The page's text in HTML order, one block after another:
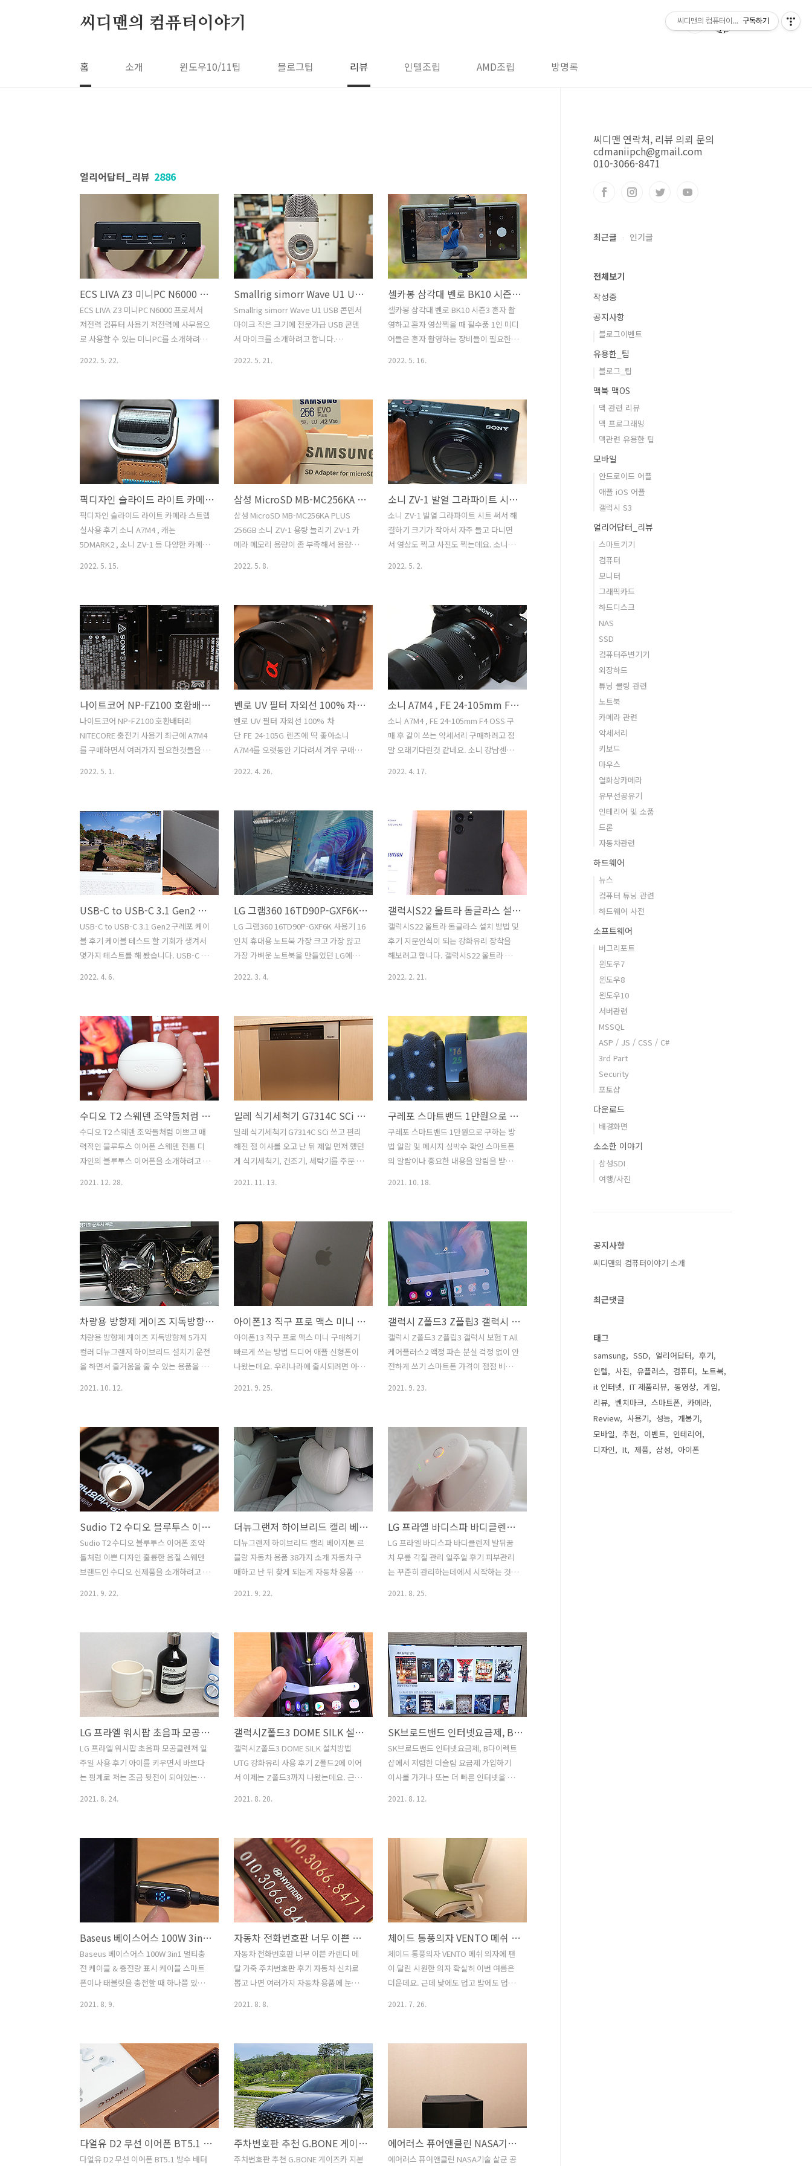
씨디맨의 컴퓨터이야기
홈 소개 윈도우10/11팁 블로그팁 리뷰 인텔조립 AMD조립 방명록
얼리어답터_리뷰 2886
ECS LIVA Z3 미니PC N6000 프로세서 저전력 컴퓨터 사용기
ECS LIVA Z3 미니PC N6000 프로세서
저전력 컴퓨터 사용기 저전력에 사무용으
로 사용할 수 있는 미니PC를 소개하려고
터는 여러가지를 사용 해 봤는데요. 이 제
품은 오랜 시간동안 켜놓아도 부담이 없
는 컴퓨터 입니다. 과거에는 에너지를 쓰
는 부분에서 좀 자유로워서 (?) 데스크탑
을 많이 썼지만 지금은 사무실에 노트북
이나 미니PC도 많이 사용 합니다. 작은 컴
퓨터는 에너지를 적게 쓰는 장점이 있습
니다. 사이즈가 작아져서 더 넓은 작업 공
간을 확보할 수 있는 장점도 있습니다. 추
후에 폐기를 할때도 부피가 작아서 장점
이 있죠. ECS LIVA Z3는 인텔의 저전력
2022. 5. 22.
Smallrig simorr Wave U1 USB 콘덴서 마이크 사용기
Smallrig simorr Wave U1 USB 콘덴서
마이크 작은 크기에 전문가급 USB 콘덴
서 마이크를 소개하려고 합니다.
성능이 상당히 수준급 이었습니다. 상당
히 슬림한 사이즈를 하고 있고 케이블도
분리가 가능해서 작은곳에 보관이 가능한
데요. 그래서 Smallrig simorr Wave U1
USB 콘덴서 마이크는 방송을 위해서 마
이크를 옮겨다니면서 사용시에도 유리합
니다. 수음 테스트도 직접 해 봤는데요. 상
당히 깨끗하게 사운드가 입력이 되네요.
마이크는 방향이 있어서 사람이 말하는
방향에서의 목소리를 아주 깨끗하게 수음
을 합니다. 콘덴서 마이크는 성능도 좋아
2022. 5. 21.
셀카봉 삼각대 벤로 BK10 시즌3 혼자 촬영하고 혼자 영상찍을 때 필수품
셀카봉 삼각대 벤로 BK10 시즌3 혼자 촬
영하고 혼자 영상찍을 때 필수품 1인 미디
어들은 혼자 촬영하는 장비들이 필요한데
면서 삼각대로 사용할 수 있고, 셀카봉도
되고, 생방송 할때도 마이크와 조명을 연
결해서 사용도 가능합니다. 셀카봉으로
사용시 리모컨이 필요할때도 있는데요.
요즘은 스마트폰에 손바닥 닥을 인식해서
셀카촬영이 되어서 굳이 리모컨 필요 없
을 수 있지만, 아주 멀리서 단체 사진을 찍
거나 할때는 리모컨이 필요한데요. 여러
가지 활용목적으로 쓸만한 제품이 있는데
요. 실제로 셀카봉 삼각대 벤로 BK10 시
즌3를 써보면서 느낀점을 적어볼까 합니
2022. 5. 16.
픽디자인 슬라이드 라이트 카메라 스트랩 실사용 후기
픽디자인 슬라이드 라이트 카메라 스트랩
실사용 후기 소니 A7M4 , 캐논
5DMARK2 , 소니 ZV-1 등 다양한 카메라
합니다. 카메라 스트랩은 하나쯤은 있으
면 좋습니다. 그런데 목 스트랩 경우에 필
요할때는 좋지만 그렇지 않을때는 너무
길고 거추장스럽고 오해려 방해되기도 합
니다. 가끔은 책상에 올려둔 카메라를 스
트랩을 발로 밟아서 카메라를 파손시키기
도 하죠. 실제로 이동하다가 스트랩을 발
로 밟아서 카메라를 떨어뜨려본적이 있던
터라 스트랩을 사용할 때는 줄을 감아서
조심하는 편인데요. 그런데 아주 간단하
게 채결하고 결합을 풀 수 있는것으로 특
기로 다양한 제..
2022. 5. 15.
삼성 MicroSD MB-MC256KA PLUS 256GB 소니 ZV-1 용량 늘리기
삼성 MicroSD MB-MC256KA PLUS
256GB 소니 ZV-1 용량 늘리기 ZV-1 카
메라 메모리 용량이 좀 부족해서 용량을
편이라 괜찮았는데요. 소니 ZV-1 용량을
늘려서 기존에 64GB에서 256GB로 사용
하니 사진도 동영상도 더 넉넉하게 촬영
할 수 있었습니다. ZV-1 경우에는 충전하
면서 사용도 가능한데요. 덕분에 거의 무
제한으로 사진을 찍을 수 있네요. 개인적
으로는 MicroSD 타입보다는 SD타입을
선호하는편이긴 한데요. 카메라가 SD메
모리가 들어가는 타입이라면요. 컨버터를
사용하다가 사진이 날라간적이 있어서인
데요. 그런데 이번에는 믿고 써보려고 합
2022. 5. 8.
소니 ZV-1 발열 그라파이트 시트 써서 해결하기
소니 ZV-1 발열 그라파이트 시트 써서 해
결하기 크기가 작아서 자주 들고 다니면
서 영상도 찍고 사진도 찍는데요. 소니
문제로 멈출때가 있었거든요. 소니 ZV-1
발열 문제를 해결하기 위해서 그라파이트
시트를 붙여 봤습니다. 원래는 A7M4의
발열 문제를 해결하려고 구매를 했던 것
인데요. 작은 사이즈만 필요하므로 여유
분이 좀 많이 남아서 여기에도 붙여 봤습
니다. 붙여보면 확실히 열은 좀 더 떨어지
네요. 그라파이트 시트 자체가 열을 확산
하는 성능이 워낙 좋기 때문에 열원이 있
는 위치에서 주변으로 열을 빠르게 확산
시킵니다. 카메라에 팬이 달려있는 형태
2022. 5. 2.
나이트코어 NP-FZ100 호환배터리 NITECORE 충전기 사용기
나이트코어 NP-FZ100 호환배터리
NITECORE 충전기 사용기 최근에 A7M4
를 구매하면서 여러가지 필요한것들을 준
는데요. A7M4 구성품에는 기본적으로 정
품 배터리가 1개 들어가 있는데요. 충전기
도 없고 그냥 배터리 1개만 들어가 있죠.
기본적으로는 이 배터리를 카메라를 이용
해서 충전하게 되어있는데요. 막상 이렇
게 써보면 불편합니다. 그래서 결국 추가
배터리가 필요하고, 동시에 배터리를 충
전하기 위한 충전기도 필요합니다. 실제
로 카메라 바디를 이용해서 충전하는것보
다, 충전기를 이용하는게 속도도 좀 더 빠
릅니다. Sony A7M4로 카메라를 바꾼 뒤
2022. 5. 1.
벤로 UV 필터 자외선 100% 차단 FE 24-105G 렌즈에 딱 좋아
벤로 UV 필터 자외선 100% 차
단 FE 24-105G 렌즈에 딱 좋아소니
A7M4를 오랫동안 기다려서 겨우 구매를
렌즈를 사용하기도 전에 먼저 고민했던게
필터였습니다. 비싼 렌즈는 관리상 UV필
터를 보통은 쓰는데요. 요즘 필터 성능이
좋아서 화질저하나 그런 부분은 거의 없
고, 비싼 필터를 보호하는 역할을 잘 수행
을 하니까요. 실제로 12년사용한 렌즈에
필터를 벗겨보니 렌즈는 너무 깨끗했습니
다. 그만큼 먼지나 오염원, 충격으로 부터
잘 보호하죠. 벤로 UV 필터를 소개하는 이
유는 우리가 일반적으로 알고 있는 상식
에서 잘못알고 있는게 있어서 입니다. UV
2022. 4. 26.
소니 A7M4 , FE 24-105mm F4 OSS 구매 후 같이 쓰는 악세서리
소니 A7M4 , FE 24-105mm F4 OSS 구
매 후 같이 쓰는 악세서리 구매하려고 정
말 오래기다린것 같네요. 소니 강남센터
같이 쓰고 있는 것들에 대해서 리뷰를 해
보려고 합니다. 소니 A7M4 구매하면서
렌즈를 엄청 고민을 했는데요. 동영상도
찍고 사진도 찍어야하고, 그렇지만 렌즈
하나로 대부분 해결하려고 하니 선택지가
많지는 않더군요. 처음에는 시그마 28-70
도 생각을 했었는데 그래도 소니 렌즈가
좋을듯해서 FE 24-105 F4로 선택을 했는
데 잘 선택한 것 같습니다. 28mm 24mm
별 차이 없는듯 했으나 막상 써보니 차이
가 커서 영상찍을 때 조금이나마 ..
2022. 4. 17.
USB-C to USB-C 3.1 Gen2 구레포 케이블 후기
USB-C to USB-C 3.1 Gen2 구레포 케이
블 후기 케이블 테스트 할 기회가 생겨서
몇가지 테스트를 해 봤습니다. USB-C to
전송을 지원하는 제품 입니다. E-Marker
칩셋까지 들어간 고급모델인데요. 케이블
길이도 1.2미터 , 1.5미터, 2미터 3가지 종
류가 있습니다. 근데 케이블 특성이 좋은
제품들은 썬더볼트3 또는 썬더볼트4에도
대응을 하는 경우가 있어서 그부분도 체
크를 해 봤습니다. 케이블의 성능이 좋으
면 사실 더 높은 규격도 만족하지만 모든
테스트를 거치고 나오면 비용 때문에 임
의로 그렇게 제한을 하는 경우도 있다고
들어서 좀 세분화해서 테..
2022. 4. 6.
LG 그램360 16TD90P-GXF6K 사용기 16인치 휴대용 노트북
LG 그램360 16TD90P-GXF6K 사용기 16
인치 휴대용 노트북 가장 크고 가장 얇고
가장 가벼운 노트북을 만들었던 LG에서
북을 좋아하는 편 입니다. 15.6인치에
FHD 해상도가 지금은 정해진 해상도처럼
나오고 있는데요. 17인치 16인치 등 다양
한 사이즈로 LG에서는 휴대용 노트북을
내놓고 있습니다. 브랜드파워가 있는 LG
에서나 가능한 이야기이긴 하죠. 16인치
또는 더 큰 사이즈의 노트북을 만들면서
얇고 디자인을 좋게 만들면 가격이 올라
가죠. 근데 휴대용 노트북이라는 특성상
성능은 어느정도 타협을 할 수 밖에 없기
때문에 혁신적인 부분이 없다면 실제로
2022. 3. 4.
갤럭시S22 울트라 돔글라스 설치 방법 및 후기
갤럭시S22 울트라 돔글라스 설치 방법 및
후기 지문인식이 되는 강화유리 장착을
해보려고 합니다. 갤럭시S22 울트라 돔글
이고 싶은 분들이 있을텐데요. 갤럭시S22
울트라는 엣지 디스플레이가 사용되므로
딱 맞는 강화유리를 입혀야 하는데요 .그
리고 지문인식도 되어야 합니다. 갤럭시
S22 울트라 돔글라스를 입히면 지문인식
도 되고 강화유리로 화면도 보호할 수 있
는데요. 설치한 후기에 대해서도 적어보
려고 합니다. 갤럭시S22 울트라는 돔글라
스가 좋습니다. S22 S22+ 는 화면이 플랫
해서 다른 선택지도 많긴 하지만, 곡면 디
스플레이가 사용된 화면의 경우에는 선택
2022. 2. 21.
수디오 T2 스웨덴 조약돌처럼 이쁘고 매력적인 블루투스 이어폰
수디오 T2 스웨덴 조약돌처럼 이쁘고 매
력적인 블루투스 이어폰 스웨덴 전통 디
자인의 블루투스 이어폰을 소개하려고 합
빔포밍 마이크, 다이내믹 드라이버와 비
교적 긴 시간 사용할 수 있는 배터리를 내
장한 모델입니다. 수디오 T2는 디자인과
성능을 생각해보면 약간 가격이 있는 축
에 속하는 제품이라고 생각하는데요. 요
즘 제품들은 무선충전에 배터리 잔량을
보여주는 부분과 LDAC등 음질과 기능성
에 아주 특화된 모델들도 많이 나오니까
요. 근데 디자인 만큼은 정말 좋았습니다.
조약돌처럼 작고 귀여운 디자인 때문에
선물용으로도 좋아보입니다. 수디오 T2
투스 이어폰..
2021. 12. 28.
밀레 식기세척기 G7314C SCi 쓰고 편리해진 점
밀레 식기세척기 G7314C SCi 쓰고 편리
해진 점 이사를 오고 난 뒤 제일 먼저 했던
게 식기세척기, 건조기, 세탁기를 주문 했
식기세척기 G7314C SCi 신제품을 쓰게
되었습니다. 하루에 한 번 이상 사용하는
제품은 좋은 것을 쓰는 게 좋긴 합니다. 좀
가격을 아껴보겠다고 애매한 제품을 구매
하면 정말 두고두고 후회할 수도 있습니
다. 정말 제 경우에는 식기세척기, 의류건
조기는 고장 나면 바로 사버리지 않을까
싶은데요. 그만큼 편리하고 좋은 제품입
니다. 물론 한 번도 사용을 안 해본 사람은
그런 게 왜 필요하냐라고 말할 수 있습니
다. 손 설거지하면 되고 옷은 세탁하고 건
2021. 11. 13.
구레포 스마트밴드 1만원으로 구하는 방법 알람 및 메시지 심박수 확인
구레포 스마트밴드 1만원으로 구하는 방
법 알람 및 메시지 심박수 확인 스마트폰
의 알람이나 중요한 내용을 알림을 받기
일상속에서 스마트폰을 잠깐 놓을 수 있
는 시간을 주는 중요한 제품이라고 생각
하는데요. 알람 올때마다 매번 스마트폰
열어서 볼 필요가 없으니까요. 알람 및 메
시지 심박수 확인등 다양한 기능을 제공
을 합니다. 건강정보나 알림등 꼭 필요한
기능들은 다 들어간 모델인데요. 물론 앱
을 추가로 설치하거나 더 확장된 기능을
제공하는 비싼제품에 비해 부족한 부분이
있습니다. 하지만 1만원대로 이런 제품을
쓸 수 있다는 것은 엄청난 장점일 것 같은
한..
2021. 10. 18.
차량용 방향제 게이즈 지독방향제 5가지 컬러 더뉴그랜저 하이브리드 설치기
차량용 방향제 게이즈 지독방향제 5가지
컬러 더뉴그랜저 하이브리드 설치기 운전
을 하면서 즐거움을 줄 수 있는 용품을 소
용을 해 봤는데요. 자동차 구매 하고 난 뒤
가장 먼저 구매하는 것중 하나도 방향제
가 아닐까 싶은데요. 차량에서 나는 새차
냄새 때문에 또는 차량의 분위기를 바꿔
보고 싶어서 구매하게 되는데요. 이런 방
향제는 차량의 분위기에 맞춰서 조금은
개성있고 독특한것을 설치하면 좋은데요.
게이즈 G/DOG 지독은 불독모양의 특이
한 디자인에 어디든 놓아도 잘 어울리는
컬러로 재미를 줍니다. 설치된 모습들은
많이 봤었는데 차량용방향제 직접 설치해
좋..
2021. 10. 12.
아이폰13 직구 프로 맥스 미니 구매하기 빠르게 쓰는 방법
아이폰13 직구 프로 맥스 미니 구매하기
빠르게 쓰는 방법 드디어 애플 신형폰이
나왔는데요. 우리나라에 출시되려면 아직
이폰13이 기존과 크게 달라지지 않게 나
온듯 하지만 확실한것은 성능이 기존보다
훨씬 높아졌고, 카메라 성능은 무척 좋아
졌습니다. 카메라 대신 스마트폰으로 영
상을 많이 찍는 분들은 구매를 안할 이유
가 없을정도인데요. 기존보다 카메라 센
서 자체가 무척 커졌습니다. 기존에 있던
카메라의 디자인은 크게 바뀌지 않았습니
다. 그렇지만 카툭튀가 없어진것도 아닌
데요. 그렇지만 기대되는 부분이라면 그
래도 신형폰이라는 것이겠죠. 아이폰13
는 방법..
2021. 9. 25.
갤럭시 Z폴드3 Z플립3 갤럭시 보험 T All케어플러스2 액정 파손 분실 걱정 없이 안전하게 쓰기
갤럭시 Z폴드3 Z플립3 갤럭시 보험 T All
케어플러스2 액정 파손 분실 걱정 없이 안
전하게 쓰기 스마트폰 가격이 점점 비싸
파손, 분실 걱정 없이 안전하게 쓰는 방법
을 소개하려고 합니다. 갤럭시Z폴드3와
Z플립3 반응이 엄청 좋은데요. 폴더블 스
마트폰이 가격이 어느정도 현실적으로 내
려옴과 동시에 완성도가 높아져서 그런것
같은데요. 개인적으로는 방수지원과 기존
보다 강도가 더 높아진 부분도 크게 점수
를 주고 싶은 부분 입니다. 접어서 작게 휴
대할 수 있고, 필요하면 펼쳐서 더 큰 화면
을 볼 수 있는데요. Z폴드3는 태블릿을 원
하는 분들에게 괜찮을듯 하고, Z플립3는
2021. 9. 23.
Sudio T2 수디오 블루투스 이어폰 조약돌처럼 이쁜 디자인 훌륭한 음질
Sudio T2 수디오 블루투스 이어폰 조약
돌처럼 이쁜 디자인 훌륭한 음질 스웨덴
브랜드인 수디오 신제품을 소개하려고 합
이름값 때문에 쓰는 제품이라는 생각도
드는데요. 음질은 역시나 좋네요. AS도 3
년간 제공해서 사용하는 동안에는 문제
없이 쓸 수 있을 것 같은데요. 요즘은 가성
비로 2-3만원대 블루투스 이어폰도 많이
쓰긴 하지만, 좀 이쁘고 선물 주고 싶은 블
루투스 이어폰을 써보고 싶다 하면 수디
오 T2와 같은 제품도 좋은 것 같습니다.
수디오 T2는 이번에 새로 나온 신형 블루
투스 이어폰인데요. 10만원대의 가격으
로 나온 제품입니다. 한번 충전으로 7시간
2021. 9. 22.
더뉴그랜저 하이브리드 캘리 베이지톤 르블랑 자동차 용품 38가지 소개
더뉴그랜저 하이브리드 캘리 베이지톤 르
블랑 자동차 용품 38가지 소개 자동차 구
매하고 난 뒤 찾게 되는게 자동차 용품 인
차주인데, 베이지톤 르블랑 베이지톤인분
들에게도 잘 어울리는 제품을 소개해보려
고 합니다. 자동차 용품 38가지 소개해보
려고 하는데요. 제가 실제로 차에 적용해
서 잘 사용하고 있는 제품 위주로만 소개
를 해보려고 합니다. 영상도 따로 찍어두
었으니 글 외에 영상도 보시면 도움이 많
이 되실 것 같습니다. 사진으로 표현하기
힘든 부분은 영상으로 담았습니다. 안전
과 관련된 자동차 용품도 꽤 있는데 가능
하면 차에 하나쯤 꼭 있어야 하는 제품들
..
2021. 9. 22.
LG 프라엘 바디스파 바디클렌저 발뒤꿈치 무릎 각질 관리 일주일 후기
LG 프라엘 바디스파 바디클렌저 발뒤꿈
치 무릎 각질 관리 일주일 후기 피부관리
는 꾸준히 관리하는데에서 시작하는 것
징은 물론 발뒤꿈치 무릎 각질 관리를 일
주일정도 해 봤습니다. 지금은 점점 더 좋
아지는게 느껴지는데요. 처음에는 쑤세미
를 이용해서 박박 문지르는 것보다 뭔가
덜 시원한 느낌 때문에 별로라는 느낌도
있었지만 점점 쓰면 쓸 수 록 피부에 자극
을 적게 주면서도 관리를 쉽게 할 수 있겠
다는 생각이 들었습니다. LG 프라엘 바디
스파 SSP1.AKOR는 IPX7등급의 방수를
지원하므로 샤워를 하면서도 편하게 사용
이 가능했습니다. 얼굴 세안은 물론 등 무
2021. 8. 25.
LG 프라엘 워시팝 초음파 모공클렌저 일주일 사용 후기
LG 프라엘 워시팝 초음파 모공클렌저 일
주일 사용 후기 아이를 키우면서 바쁘다
는 핑계로 저는 조금 뒷전이 되어있는데
해 봤습니다. LG 프라엘 워시팝 초음파 모
공클렌저를 일주일 사용을 해 봤는데요.
TV 방송에서 피부를 관리하는 방법들이
나올 때는 "이거 재대로 해봐야겠다" 라
고 마음을 먹고 열심히 해보는데 몇일 지
나면 그게 좀 힘들긴 하더군요. 어려운 방
법 보다는 쉬운 방법으로 주기적으로 세
안을 잘 해주는것이 가장 좋다고 생각하
는데요. LG 프라엘 워시팝 초음파 모공클
렌저는 세안 할 때 동기부여도 시켜주고
좀 더 간편하고 쉽게 깨끗하게 세안을 할
사..
2021. 8. 24.
갤럭시Z폴드3 DOME SILK 설치방법 UTG 강화유리 사용 후기
갤럭시Z폴드3 DOME SILK 설치방법
UTG 강화유리 사용 후기 Z폴드2에 이어
서 이제는 Z폴드3까지 나왔는데요. 근데
볼건데요. 삼성 Z폴드3에 사용된 Ultra
Thin Glass (UTG)와 거의 같은 UTG 강화
유리를 화이트스톤에서 내 놓았습니다.
기본 필름은 2만원에 부착 서비스를 해준
다고 합니다. 다만 기본필름은 아무래도
필름이다 보니 손톱으로 누르거나 강한
힘으로 눌리면 자국이 남습니다. 즉 오래
사용하다보면 필름의 내구성이 약해질 수
있는데요. 200만원 가까이 하는 갤럭시Z
폴드3에는 이것에 맞는 비싼 보호필름을
입혀야겠죠? 갤럭시Z폴드3 DOME SILK
2021. 8. 20.
SK브로드밴드 인터넷요금제, B다이렉트샵에서 저렴한 더슬림 요금제 가입하기
SK브로드밴드 인터넷요금제, B다이렉트
샵에서 저렴한 더슬림 요금제 가입하기
이사를 가거나 또는 더 빠른 인터넷을 원
거나 이상한 서비스에 가입할 필요 없이 B
다이렉트샵에서 안전하게 가입할 수 있습
니다. B다이렉트샵은 SK브로드밴드의 공
식 온라인 가입센터입니다. 요금할인형의
더슬림 요금제 혜택을 선택하면 인터넷과
IPTV를 정말 저렴한 가격에 이용할 수 있
는데요. 가입할 때 좋은 사은품을 받는 방
법도 있고 사은품 대신 더슬림 요금제 혜
택(33% 요금할인)을 받아서 저렴하게 이
용하는 방법도 있습니다. 우리는 어떤 서
비스에 가입할 때, 뭔가 잘못된 선택으로
2021. 8. 12.
Baseus 베이스어스 100W 3in1 멀티충전 케이블 & 충전량 표시 케이블
Baseus 베이스어스 100W 3in1 멀티충
전 케이블 & 충전량 표시 케이블 스마트
폰이나 태블릿을 충전할 때 하나쯤 있으
할건데요. 충전량을 표시하기 위해서
USB 테스터기를 쓰는 방법도 있는데, 케
이블에서 직접 표시가 되면 무척 편합니
다. 충전이 얼마나 잘 되고 있는지, 충전이
거의다 되었는지 수치를 보고 판단할 수
있습니다. 케이블 길이도 2미터로 길어서
책상에서 태블릿을 놓고 자주 충전하는
분들에게도 무척 편할 것 같습니다. 베이
스어스 멀티 급속 충전케이블은 5핀 8핀
2021. 8. 9.
자동차 전화번호판 너무 이쁜 카렌디 메탈 가죽 주차번호판 후기
자동차 전화번호판 너무 이쁜 카렌디 메
탈 가죽 주차번호판 후기 자동차 신차로
뽑고 나면 여러가지 자동차 용품에 눈이
써 봤는데요. 가죽 키홀더로 유명한 카렌
디에서 주차번호판까지 내어놓았네요. 가
죽을 이용해서 만들어서 상당히 고급스러
웠습니다. 색상도 다양하고 글자 색상도
금장과 은색 두가지가 가능해서 딱 보자
마자 이뻤습니다. 자동차 로고도 넣을 수
있는데요. 비슷한 제품들이 많은 가운데
이 제품은 디자인이 상당히 심플한데 엄
청 고급스럽습니다. 번잡스러워보이고 화
2021. 8. 8.
체이드 통풍의자 VENTO 메쉬 의자에 팬이 달린 시원한 의자
체이드 통풍의자 VENTO 메쉬 의자에 팬
이 달린 시원한 의자 확실히 이번 여름은
더운데요. 근데 낮에도 덥고 밤에도 덥습
자 VENTO 인데요. 메쉬 의자에 팬이 달린
트도 쓰고 있었는데요. 문제라면 배터리
넣는 위치 때문인지 한쪽으로 기울고 해
서 자세가 무너지는 문제도 있었고 생각
보다 시원하지는 않는 문제가 있었는데
요. 물론 안쓰는것보다는 시원하지만요.
2021. 7. 26.
다얼유 D2 무선 이어폰 BT5.1 방수 배터리잔량표시 되는 가성비 블루투스 이어폰
다얼유 D2 무선 이어폰 BT5.1 방수 배터
주차번호판 추천 G.BONE 게이즈카 지본 특이하고 럭셔리한 주차번호판
주차번호판 추천 G.BONE 게이즈카 지본
에어러스 퓨어앤클린 NASA기술 살균 공기청정기 사용기
에어러스 퓨어앤클린 NASA기술 살균 공
씨디맨 연락처, 리뷰 의뢰 문의
cdmaniipch@gmail.com
010-3066-8471
최근글 인기글
전체보기
작성중
공지사항
블로그이벤트
유용한_팁
블로그_팁
맥북 맥OS
맥 관련 리뷰
맥 프로그래밍
맥관련 유용한 팁
모바일
안드로이드 어플
애플 iOS 어플
갤럭시 S3
얼리어답터_리뷰
스마트기기
컴퓨터
모니터
그래픽카드
하드디스크
NAS
SSD
컴퓨터주변기기
외장하드
튜닝 쿨링 관련
노트북
카메라 관련
악세서리
키보드
마우스
열화상카메라
유무선공유기
인테리어 및 소품
드론
자동차관련
하드웨어
뉴스
컴퓨터 튜닝 관련
하드웨어 사전
소프트웨어
버그리포트
윈도우7
윈도우8
윈도우10
서버관련
MSSQL
ASP / JS / CSS / C#
3rd Part
Security
포토샵
다운로드
배경화면
소소한 이야기
삼성SDI
여행/사진
공지사항
씨디맨의 컴퓨터이야기 소개
최근댓글
태그
samsung SSD 얼리어답터
후기
인텔
사진 유플러스 컴퓨터
노트북
it 인터넷
IT 제품리뷰 동영상
게임
리뷰
벤치마크 스마트폰
카메라
Review
사용기 성능
개봉기
모바일
추천 이벤트
인테리어
디자인
It 제품 삼성 아이폰
씨디맨의 컴퓨터이야기구독하기